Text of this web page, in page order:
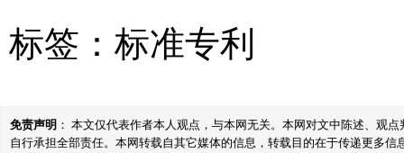
标签： 标准专利
免责声明 ： 本文仅代表作者本人观点，与本网无关。本网对文中陈述、观
自行承担全部责任。本网转载自其它媒体的信息，转载目的在于传递更多